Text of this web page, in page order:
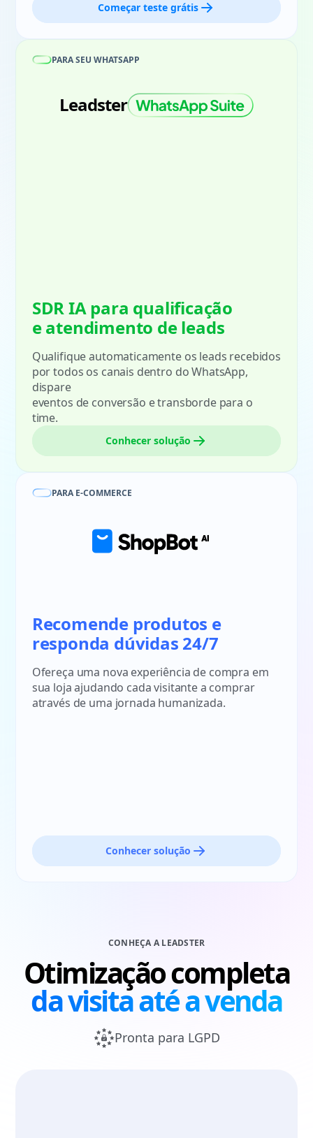
Começar teste grátis
PARA SEU WHATSAPP
Leadster
SDR IA para qualificação
e atendimento de leads
Qualifique automaticamente os leads recebidos
por todos os canais dentro do WhatsApp,
dispare
eventos de conversão e transborde para o
time.
Conhecer solução
PARA E-COMMERCE
Recomende produtos e
responda dúvidas 24/7
Ofereça uma nova experiência de compra em
sua loja ajudando cada visitante a comprar
através de uma jornada humanizada.
Conhecer solução
CONHEÇA A LEADSTER
Otimização completa
da visita até a venda
Pronta para LGPD